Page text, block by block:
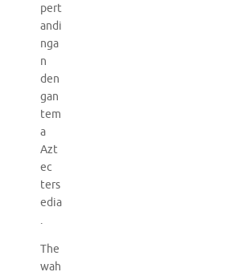
pert
andi
nga
n
den
gan
tem
a
Azt
ec
ters
edia
.
The
wah